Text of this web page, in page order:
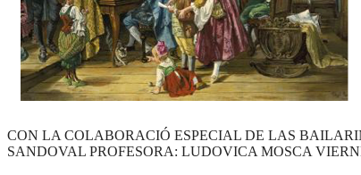
CON LA COLABORACIÓ ESPECIAL DE LAS
SANDOVAL PROFESORA: LUDOVICA MOSCA